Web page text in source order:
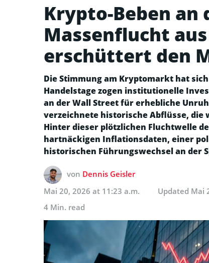
Krypto-Beben an
Massenflucht aus
erschüttert den
Die Stimmung am Kryptomarkt hat
Handelstage zogen institutionelle
an der Wall Street für erhebliche
verzeichnete historische Abflüsse,
Hinter dieser plötzlichen Fluchtwelle
hartnäckigen Inflationsdaten, einer
historischen Führungswechsel an der
von Dennis Geisler
Mai 20, 2026 at 11:23 a.m.
Updated Mai
4 Min. read